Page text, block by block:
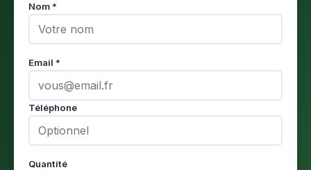
Nom *
Email *
Téléphone
Quantité